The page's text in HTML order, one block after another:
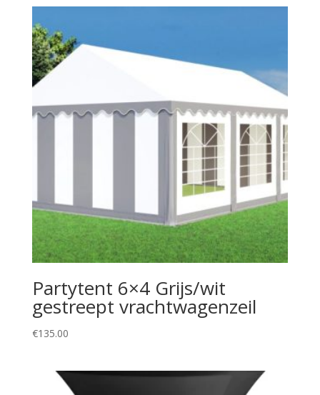
Partytent 6×4 Grijs/wit
gestreept vrachtwagenzeil
€135.00